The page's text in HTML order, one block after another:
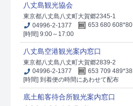
八丈島観光協会
東京都八丈島八丈町大賀郷2345-1
04996-2-1377
653 680 608*80
[時間] 9:00～17:00
八丈島空港観光案内窓口
東京都八丈島八丈町大賀郷2839-2
04996-2-1377
653 709 489*38
[時間] 到着便の時間にあわせて配布
底土船客待合所観光案内窓口